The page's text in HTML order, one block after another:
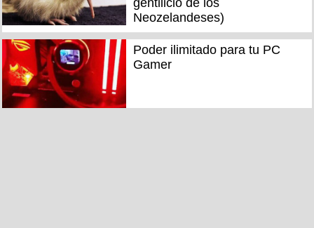
gentilicio de los
Neozelandeses)
Poder ilimitado para tu PC
Gamer